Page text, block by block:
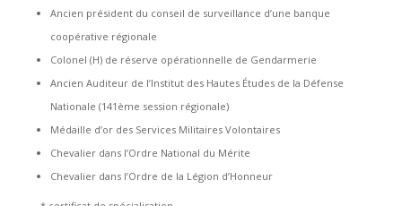
Ancien président du conseil de surveillance d’une banque
coopérative régionale
Colonel (H) de réserve opérationnelle de Gendarmerie
Ancien Auditeur de l’Institut des Hautes Études de la Défense
Nationale (141ème session régionale)
Médaille d’or des Services Militaires Volontaires
Chevalier dans l’Ordre National du Mérite
Chevalier dans l’Ordre de la Légion d’Honneur